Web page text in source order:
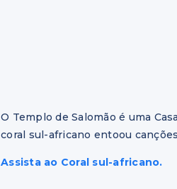
O Templo de Salomão é uma
coral sul-africano entoou
Assista ao Coral sul-africano.